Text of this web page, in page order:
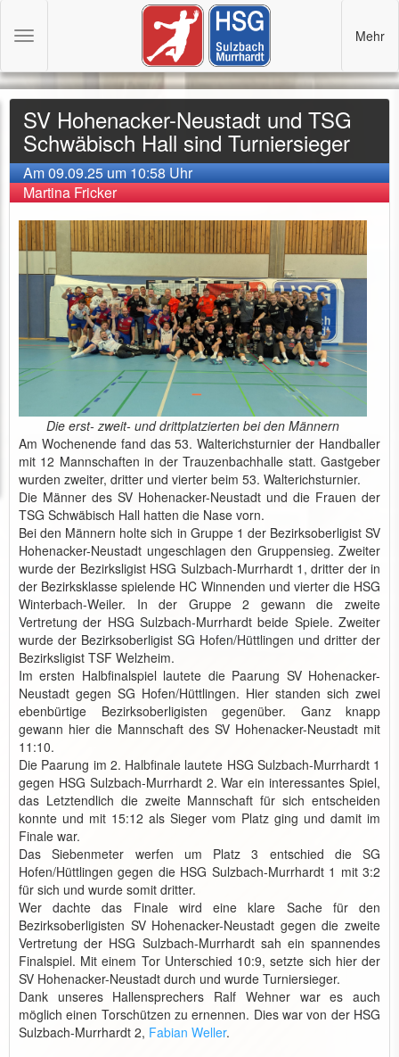
SV Hohenacker-Neustadt und TSG
Schwäbisch Hall sind Turniersieger
Am 09.09.25 um 10:58 Uhr
Martina Fricker
Die erst- zweit- und drittplatzierten bei den Männern
Am Wochenende fand das 53. Walterichsturnier der Handballer
mit 12 Mannschaften in der Trauzenbachhalle statt. Gastgeber
wurden zweiter, dritter und vierter beim 53. Walterichsturnier.
Die Männer des SV Hohenacker-Neustadt und die Frauen der
TSG Schwäbisch Hall hatten die Nase vorn.
Bei den Männern holte sich in Gruppe 1 der Bezirksoberligist SV
Hohenacker-Neustadt ungeschlagen den Gruppensieg. Zweiter
wurde der Bezirksligist HSG Sulzbach-Murrhardt 1, dritter der in
der Bezirksklasse spielende HC Winnenden und vierter die HSG
Winterbach-Weiler. In der Gruppe 2 gewann die zweite
Vertretung der HSG Sulzbach-Murrhardt beide Spiele. Zweiter
wurde der Bezirksoberligist SG Hofen/Hüttlingen und dritter der
Bezirksligist TSF Welzheim.
Im ersten Halbfinalspiel lautete die Paarung SV Hohenacker-
Neustadt gegen SG Hofen/Hüttlingen. Hier standen sich zwei
ebenbürtige Bezirksoberligisten gegenüber. Ganz knapp
gewann hier die Mannschaft des SV Hohenacker-Neustadt mit
11:10.
Die Paarung im 2. Halbfinale lautete HSG Sulzbach-Murrhardt 1
gegen HSG Sulzbach-Murrhardt 2. War ein interessantes Spiel,
das Letztendlich die zweite Mannschaft für sich entscheiden
konnte und mit 15:12 als Sieger vom Platz ging und damit im
Finale war.
Das Siebenmeter werfen um Platz 3 entschied die SG
Hofen/Hüttlingen gegen die HSG Sulzbach-Murrhardt 1 mit 3:2
für sich und wurde somit dritter.
Wer dachte das Finale wird eine klare Sache für den
Bezirksoberligisten SV Hohenacker-Neustadt gegen die zweite
Vertretung der HSG Sulzbach-Murrhardt sah ein spannendes
Finalspiel. Mit einem Tor Unterschied 10:9, setzte sich hier der
SV Hohenacker-Neustadt durch und wurde Turniersieger.
Dank unseres Hallensprechers Ralf Wehner war es auch
möglich einen Torschützen zu ernennen. Dies war von der HSG
Sulzbach-Murrhardt 2, Fabian Weller.
Toggle
Mehr